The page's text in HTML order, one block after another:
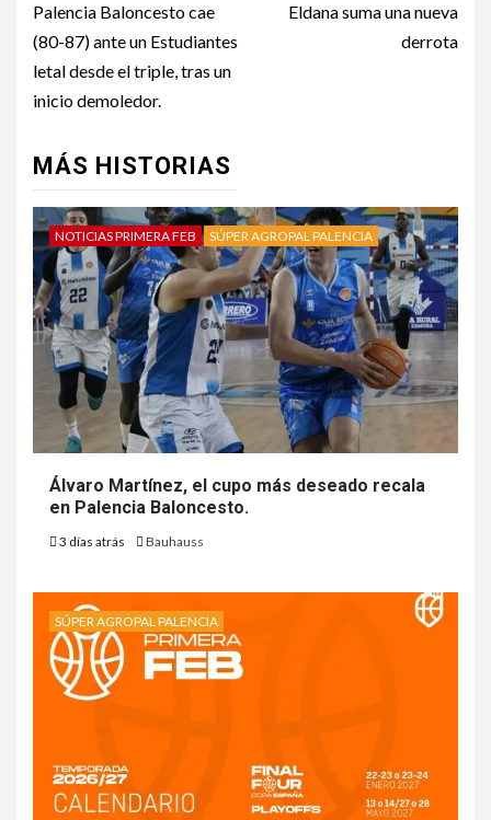
Palencia Baloncesto cae
(80-87) ante un Estudiantes
letal desde el triple, tras un
inicio demoledor.
Eldana suma una nueva
derrota
MÁS HISTORIAS
NOTICIAS PRIMERA FEB SÚPER AGROPAL PALENCIA
Álvaro Martínez, el cupo más deseado recala
en Palencia Baloncesto.
3 días atrás Bauhauss
SÚPER AGROPAL PALENCIA